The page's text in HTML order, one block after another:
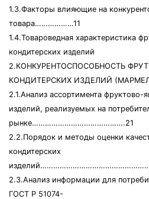
1.3.Факторы влияющие на
товара………………11
1.4.Товароведная характеристика
кондитерских изделий
2.КОНКУРЕНТОСПОСОБНОСТЬ
КОНДИТЕРСКИХ ИЗДЕЛИЙ
2.1.Анализ ассортимента фруктово-
изделий, реализуемых на
рынке…………………………………….21
2.2.Порядок и методы оценки
кондитерских
2.3.Анализ информации для
ГОСТ Р 51074-